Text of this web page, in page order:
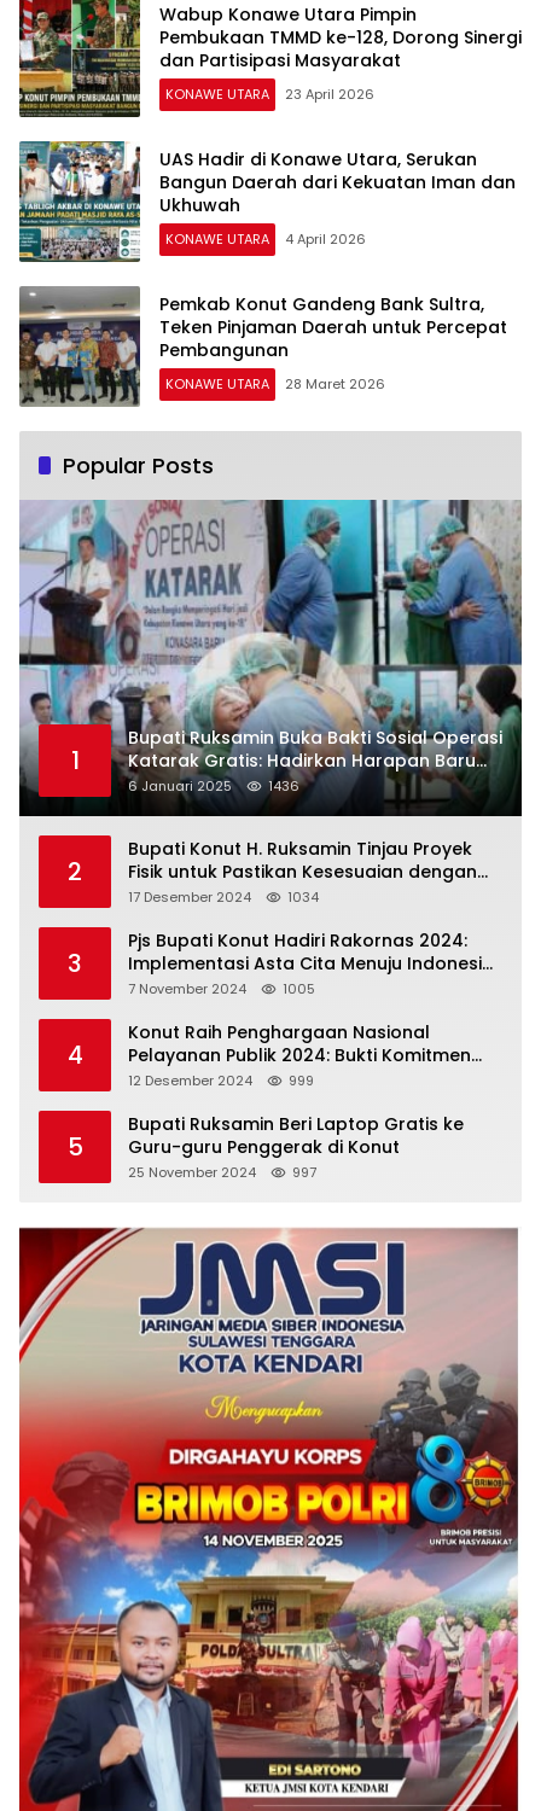
Wabup Konawe Utara Pimpin
Pembukaan TMMD ke-128, Dorong Sinergi
dan Partisipasi Masyarakat
KONAWE UTARA 23 April 2026
UAS Hadir di Konawe Utara, Serukan
Bangun Daerah dari Kekuatan Iman dan
Ukhuwah
KONAWE UTARA 4 April 2026
Pemkab Konut Gandeng Bank Sultra,
Teken Pinjaman Daerah untuk Percepat
Pembangunan
KONAWE UTARA 28 Maret 2026
Popular Posts
1
Bupati Ruksamin Buka Bakti Sosial Operasi
Katarak Gratis: Hadirkan Harapan Baru
bagi Masyarakat Konut
6 Januari 2025 1436
2
Bupati Konut H. Ruksamin Tinjau Proyek
Fisik untuk Pastikan Kesesuaian dengan
Perencanaan
17 Desember 2024 1034
3
Pjs Bupati Konut Hadiri Rakornas 2024:
Implementasi Asta Cita Menuju Indonesia
Emas
7 November 2024 1005
4
Konut Raih Penghargaan Nasional
Pelayanan Publik 2024: Bukti Komitmen
Menuju Pelayanan Prima
12 Desember 2024 999
5
Bupati Ruksamin Beri Laptop Gratis ke
Guru-guru Penggerak di Konut
25 November 2024 997